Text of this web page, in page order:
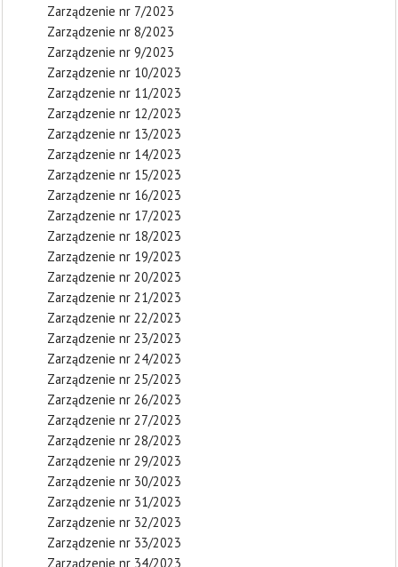
Zarządzenie nr 7/2023
Zarządzenie nr 8/2023
Zarządzenie nr 9/2023
Zarządzenie nr 10/2023
Zarządzenie nr 11/2023
Zarządzenie nr 12/2023
Zarządzenie nr 13/2023
Zarządzenie nr 14/2023
Zarządzenie nr 15/2023
Zarządzenie nr 16/2023
Zarządzenie nr 17/2023
Zarządzenie nr 18/2023
Zarządzenie nr 19/2023
Zarządzenie nr 20/2023
Zarządzenie nr 21/2023
Zarządzenie nr 22/2023
Zarządzenie nr 23/2023
Zarządzenie nr 24/2023
Zarządzenie nr 25/2023
Zarządzenie nr 26/2023
Zarządzenie nr 27/2023
Zarządzenie nr 28/2023
Zarządzenie nr 29/2023
Zarządzenie nr 30/2023
Zarządzenie nr 31/2023
Zarządzenie nr 32/2023
Zarządzenie nr 33/2023
Zarządzenie nr 34/2023